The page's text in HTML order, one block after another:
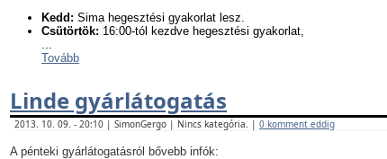
Kedd: Sima hegesztési gyakorlat lesz.
Csütörtök: 16:00-tól kezdve hegesztési gyakorlat,
...
Tovább
Linde gyárlátogatás
2013. 10. 09. - 20:10 | SimonGergo | Nincs kategória. | 0 komment eddig
A pénteki gyárlátogatásról bővebb infók: